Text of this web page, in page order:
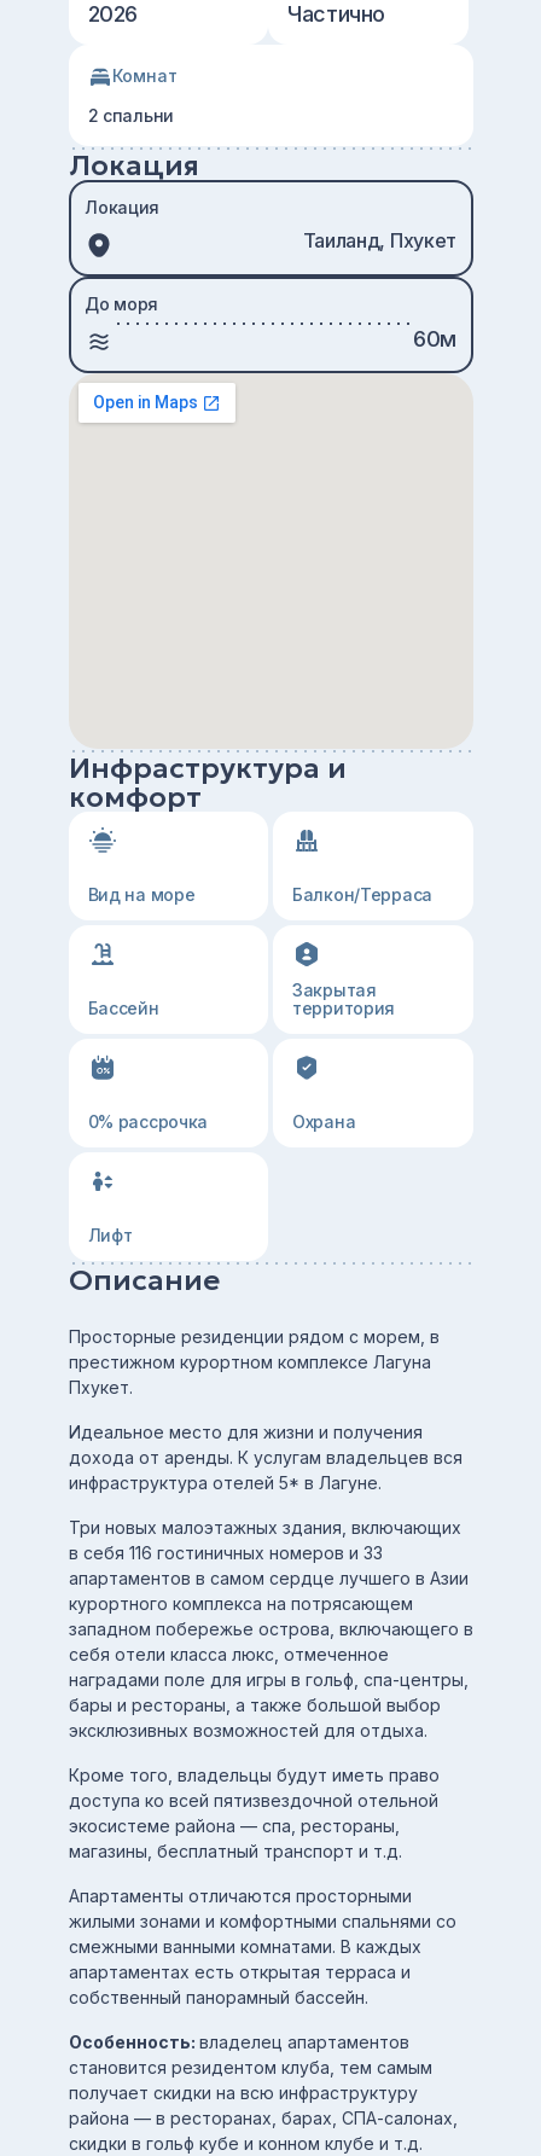
2026 Частично
Комнат
2 спальни
Локация
Локация
Таиланд, Пхукет
До моря
60м
Инфраструктура и
комфорт
Вид на море Балкон/Терраса
Бассейн
Закрытая
территория
0% рассрочка Охрана
Лифт
Описание
Просторные резиденции рядом с морем, в
престижном курортном комплексе Лагуна
Пхукет.
Идеальное место для жизни и получения
дохода от аренды. К услугам владельцев вся
инфраструктура отелей 5* в Лагуне.
Три новых малоэтажных здания, включающих
в себя 116 гостиничных номеров и 33
апартаментов в самом сердце лучшего в Азии
курортного комплекса на потрясающем
западном побережье острова, включающего в
себя отели класса люкс, отмеченное
наградами поле для игры в гольф, спа-центры,
бары и рестораны, а также большой выбор
эксклюзивных возможностей для отдыха.
Кроме того, владельцы будут иметь право
доступа ко всей пятизвездочной отельной
экосистеме района — спа, рестораны,
магазины, бесплатный транспорт и т.д.
Апартаменты отличаются просторными
жилыми зонами и комфортными спальнями со
смежными ванными комнатами. В каждых
апартаментах есть открытая терраса и
собственный панорамный бассейн.
Особенность: владелец апартаментов
становится резидентом клуба, тем самым
получает скидки на всю инфраструктуру
района — в ресторанах, барах, СПА-салонах,
скидки в гольф кубе и конном клубе и т.д.